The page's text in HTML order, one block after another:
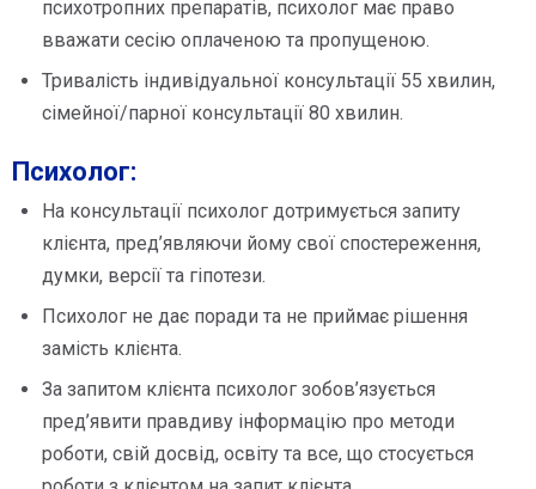
психотропних препаратів, психолог має право
вважати сесію оплаченою та пропущеною.
Тривалість індивідуальної консультації 55 хвилин,
сімейної/парної консультації 80 хвилин.
Психолог:
На консультації психолог дотримується запиту
клієнта, пред’являючи йому свої спостереження,
думки, версії та гіпотези.
Психолог не дає поради та не приймає рішення
замість клієнта.
За запитом клієнта психолог зобов’язується
пред’явити правдиву інформацію про методи
роботи, свій досвід, освіту та все, що стосується